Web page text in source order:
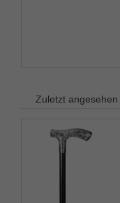
Zuletzt angesehen